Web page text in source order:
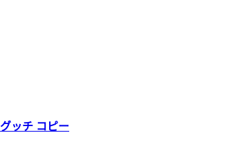
グッチ コピー